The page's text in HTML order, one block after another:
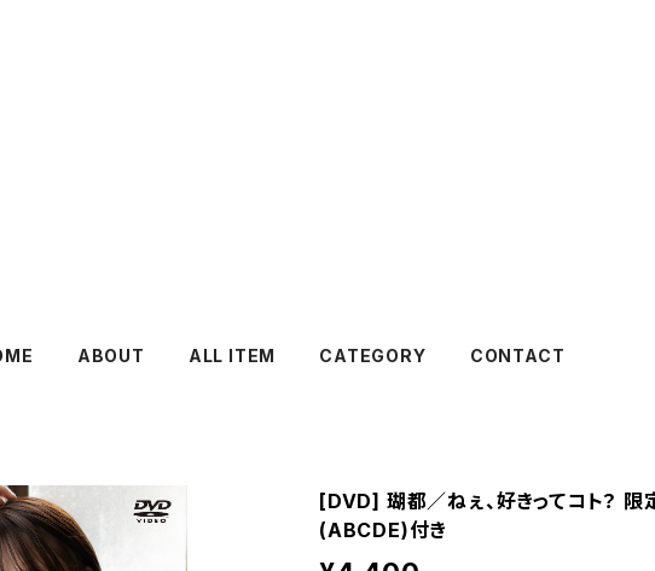
ABOUT ALL ITEM CATEGORY CONTACT
[DVD] 瑚都／ねぇ、好きってコト？ 限
(ABCDE)付き